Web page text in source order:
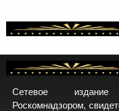
Сетевое издание
Роскомнадзором,